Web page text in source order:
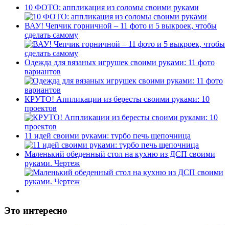
10 ФОТО: аппликация из соломы своими руками
ВАУ! Чепчик горничной – 11 фото и 5 выкроек, чтобы
сделать самому
Одежда для вязаных игрушек своими руками: 11 фото
вариантов
КРУТО! Аппликации из бересты своими руками: 10
проектов
11 идей своими руками: турбо печь щепочница
Маленький обеденный стол на кухню из ДСП своими
руками. Чертеж
Это интересно